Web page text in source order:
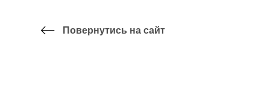
Повернутись на сайт